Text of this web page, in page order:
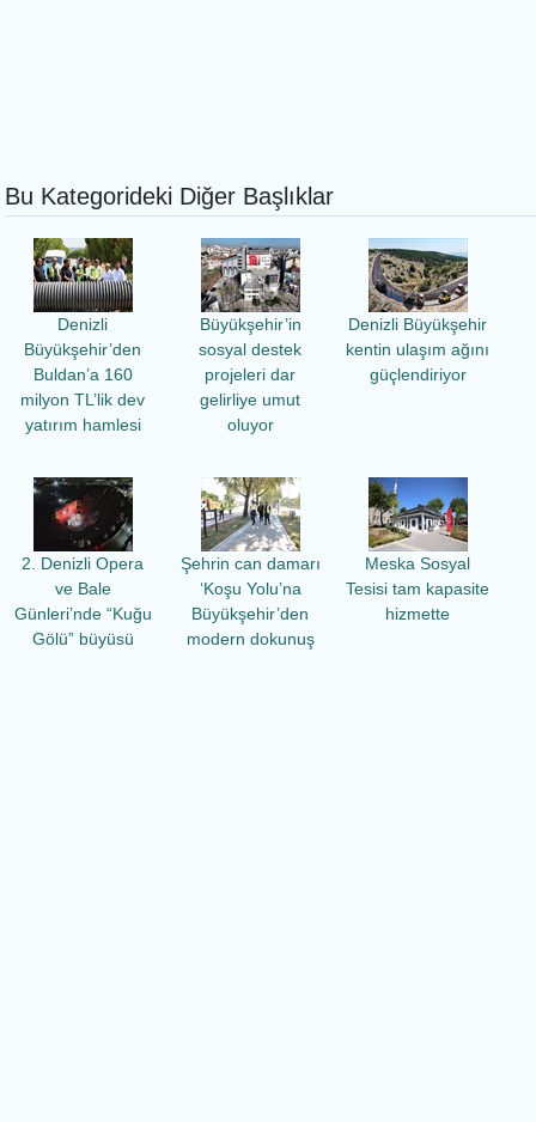
Bu Kategorideki Diğer Başlıklar
Denizli
Büyükşehir’den
Buldan’a 160
milyon TL’lik dev
yatırım hamlesi
Büyükşehir’in
sosyal destek
projeleri dar
gelirliye umut
oluyor
Denizli Büyükşehir
kentin ulaşım ağını
güçlendiriyor
2. Denizli Opera
ve Bale
Günleri’nde “Kuğu
Gölü” büyüsü
Şehrin can damarı
‘Koşu Yolu’na
Büyükşehir’den
modern dokunuş
Meska Sosyal
Tesisi tam kapasite
hizmette